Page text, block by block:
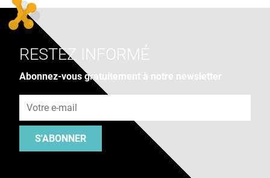
RESTEZ INFORMÉ
Abonnez-vous gratuitement à notre newsletter
S'ABONNER